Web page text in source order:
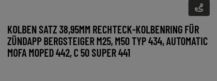
KOLBEN SATZ 38,95MM RECHTECK-KOLBENRING FÜR
ZÜNDAPP BERGSTEIGER M25, M50 TYP 434, AUTOMATIC
MOFA MOPED 442, C 50 SUPER 441